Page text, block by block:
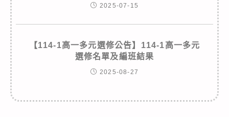
2025-07-15
【114-1高一多元選修公告】114-1高一多元
選修名單及編班結果
2025-08-27